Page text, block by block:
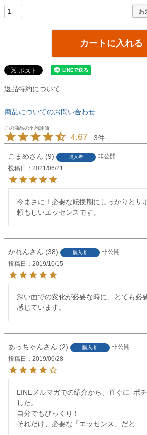
お
カートに入れる
返品特約について
商品についてのお問い合わせ
4.67 3
こまめ 9 購入者
非公開
投稿日
2021/06/21
今まさに！必要な転換期にしっかりとサ
頼もしいエッセンスです。
かれん 38 購入者
非公開
投稿日
2019/10/15
深い面での変化が必要な時に、とても必
感じています。
あっちゃん 2 購入者
非公開
投稿日
2019/06/28
LINEメルマガでの紹介から、直ぐに｢ポ
した。
自分でもびっくり！
それだけ、必要な「エッセンス」だと…